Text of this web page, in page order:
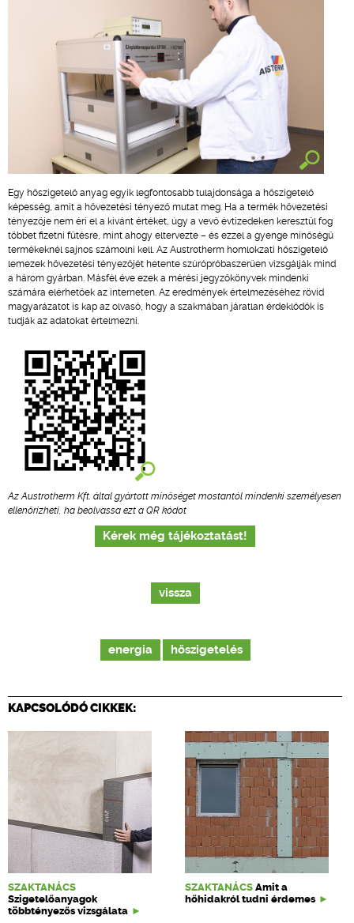
Egy hőszigetelő anyag egyik legfontosabb tulajdonsága a hőszigetelő
képesség, amit a hővezetési tényező mutat meg. Ha a termék hővezetési
tényezője nem éri el a kívánt értéket, úgy a vevő évtizedeken keresztül fog
többet fizetni fűtésre, mint ahogy eltervezte – és ezzel a gyenge minőségű
termékeknél sajnos számolni kell. Az Austrotherm homlokzati hőszigetelő
lemezek hővezetési tényezőjét hetente szúrópróbaszerűen vizsgálják mind
a három gyárban. Másfél éve ezek a mérési jegyzőkönyvek mindenki
számára elérhetőek az interneten. Az eredmények értelmezéséhez rövid
magyarázatot is kap az olvasó, hogy a szakmában járatlan érdeklődők is
tudják az adatokat értelmezni.
Az Austrotherm Kft. által gyártott minőséget mostantól mindenki személyesen
ellenőrizheti, ha beolvassa ezt a QR kódot
Kérek még tájékoztatást!
vissza
energia hőszigetelés
KAPCSOLÓDÓ CIKKEK:
SZAKTANÁCS
Szigetelőanyagok
többtényezős vizsgálata
SZAKTANÁCS Amit a
hőhidakról tudni érdemes